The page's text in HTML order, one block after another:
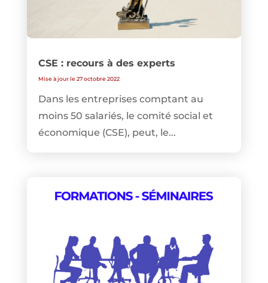
CSE : recours à des experts
Mise à jour le 27 octobre 2022
Dans les entreprises comptant au
moins 50 salariés, le comité social et
économique (CSE), peut, le...